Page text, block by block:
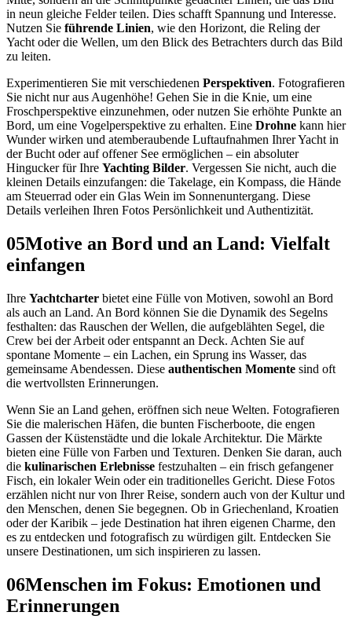
in neun gleiche Felder teilen. Dies schafft Spannung und Interesse.
Nutzen Sie führende Linien, wie den Horizont, die Reling der
Yacht oder die Wellen, um den Blick des Betrachters durch das Bild
zu leiten.
Experimentieren Sie mit verschiedenen Perspektiven. Fotografieren
Sie nicht nur aus Augenhöhe! Gehen Sie in die Knie, um eine
Froschperspektive einzunehmen, oder nutzen Sie erhöhte Punkte an
Bord, um eine Vogelperspektive zu erhalten. Eine Drohne kann hier
Wunder wirken und atemberaubende Luftaufnahmen Ihrer Yacht in
der Bucht oder auf offener See ermöglichen – ein absoluter
Hingucker für Ihre Yachting Bilder. Vergessen Sie nicht, auch die
kleinen Details einzufangen: die Takelage, ein Kompass, die Hände
am Steuerrad oder ein Glas Wein im Sonnenuntergang. Diese
Details verleihen Ihren Fotos Persönlichkeit und Authentizität.
05Motive an Bord und an Land: Vielfalt
einfangen
Ihre Yachtcharter bietet eine Fülle von Motiven, sowohl an Bord
als auch an Land. An Bord können Sie die Dynamik des Segelns
festhalten: das Rauschen der Wellen, die aufgeblähten Segel, die
Crew bei der Arbeit oder entspannt an Deck. Achten Sie auf
spontane Momente – ein Lachen, ein Sprung ins Wasser, das
gemeinsame Abendessen. Diese authentischen Momente sind oft
die wertvollsten Erinnerungen.
Wenn Sie an Land gehen, eröffnen sich neue Welten. Fotografieren
Sie die malerischen Häfen, die bunten Fischerboote, die engen
Gassen der Küstenstädte und die lokale Architektur. Die Märkte
bieten eine Fülle von Farben und Texturen. Denken Sie daran, auch
die kulinarischen Erlebnisse festzuhalten – ein frisch gefangener
Fisch, ein lokaler Wein oder ein traditionelles Gericht. Diese Fotos
erzählen nicht nur von Ihrer Reise, sondern auch von der Kultur und
den Menschen, denen Sie begegnen. Ob in Griechenland, Kroatien
oder der Karibik – jede Destination hat ihren eigenen Charme, den
es zu entdecken und fotografisch zu würdigen gilt. Entdecken Sie
unsere Destinationen, um sich inspirieren zu lassen.
06Menschen im Fokus: Emotionen und
Erinnerungen